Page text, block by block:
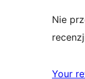
Nie
Your